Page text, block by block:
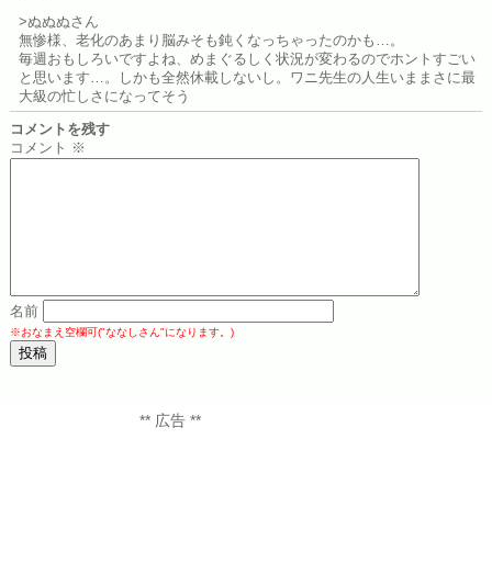
>ぬぬぬさん
無惨様、老化のあまり脳みそも鈍くなっちゃったのかも…。
毎週おもしろいですよね、めまぐるしく状況が変わるのでホントすごい
と思います…。しかも全然休載しないし。ワニ先生の人生いままさに最
大級の忙しさになってそう
コメントを残す
コメント ※
名前
※おなまえ空欄可("ななしさん"になります。)
** 広告 **